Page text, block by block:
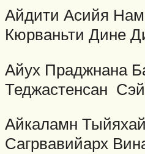
Айдити Асийя
Кюрваньти Дине
Айух Праджнана
Теджастенсан
Айкаламн
Сагрвавийарх